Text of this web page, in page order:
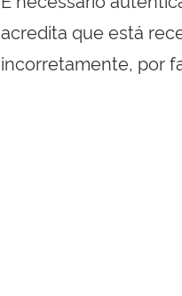
acredita que está
incorretamente, por